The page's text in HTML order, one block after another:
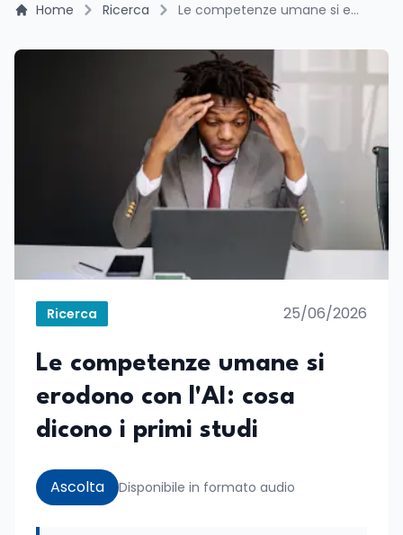
Home Ricerca Le competenze umane si erodono con l'AI: cosa dicono i primi studi
Ricerca 25/06/2026
Le competenze umane si
erodono con l'AI: cosa
dicono i primi studi
Ascolta Disponibile in formato audio